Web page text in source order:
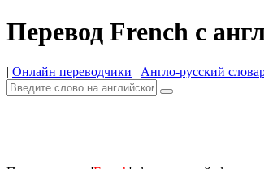
Перевод French с
| Онлайн переводчики | Англо-русский